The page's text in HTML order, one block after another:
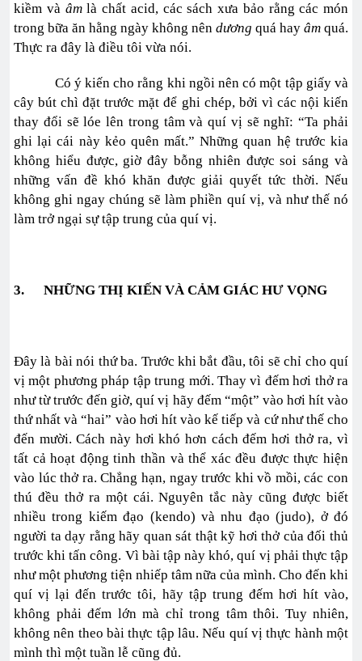
kiềm và âmlà chất acid, các sách xưa bảo rằng các món
trong bữa ăn hằng ngày không nên dương quá hay âm quá.
Thực ra đây là điều tôi vừa nói.
Có ý kiến cho rằng khi ngồi nên có một tập giấy và
cây bút chì đặt trước mặt để ghi chép, bởi vì các nội kiến
thay đổi sẽ lóe lên trong tâm và quí vị sẽ nghĩ: “Ta phải
ghi lại cái này kẻo quên mất.” Những quan hệ trước kia
không hiểu được, giờ đây bỗng nhiên được soi sáng và
những vấn đề khó khăn được giải quyết tức thời. Nếu
không ghi ngay chúng sẽ làm phiền quí vị, và như thế nó
làm trở ngại sự tập trung của quí vị.
3. NHỮNG THỊ KIẾN VÀ CẢM GIÁC HƯ VỌNG
Đây là bài nói thứ ba. Trước khi bắt đầu, tôi sẽ chỉ cho quí
vị một phương pháp tập trung mới. Thay vì đếm hơi thở ra
như từ trước đến giờ, quí vị hãy đếm “một” vào hơi hít vào
thứ nhất và “hai” vào hơi hít vào kế tiếp và cứ như thế cho
đến mười. Cách này hơi khó hơn cách đếm hơi thở ra, vì
tất cả hoạt động tinh thần và thể xác đều được thực hiện
vào lúc thở ra. Chẳng hạn, ngay trước khi vồ mồi, các con
thú đều thở ra một cái. Nguyên tắc này cũng được biết
nhiều trong kiếm đạo (kendo) và nhu đạo (judo), ở đó
người ta dạy rằng hãy quan sát thật kỹ hơi thở của đối thủ
trước khi tấn công. Vì bài tập này khó, quí vị phải thực tập
như một phương tiện nhiếp tâm nữa của mình. Cho đến khi
quí vị lại đến trước tôi, hãy tập trung đếm hơi hít vào,
không phải đếm lớn mà chỉ trong tâm thôi. Tuy nhiên,
không nên theo bài thực tập lâu. Nếu quí vị thực hành một
mình thì một tuần lễ cũng đủ.